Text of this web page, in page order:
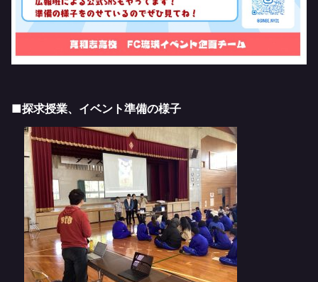
■探求授業、イベント準備の様子